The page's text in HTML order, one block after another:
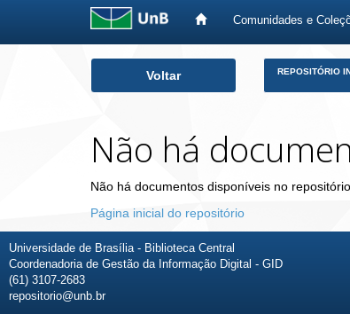
Comunidades e
Voltar REPOSITÓRIO
Não há
Não há documentos disponíveis no
Página inicial do repositório
Universidade de Brasília - Biblioteca Central
Coordenadoria de Gestão da Informação Digital - GID
(61) 3107-2683
repositorio@unb.br